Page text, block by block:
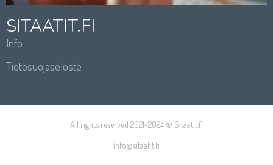
SITAATIT.FI
Info
Tietosuojaseloste
All rights reserved 2021-2024 © Sitaatit.fi
info@sitaatit.fi